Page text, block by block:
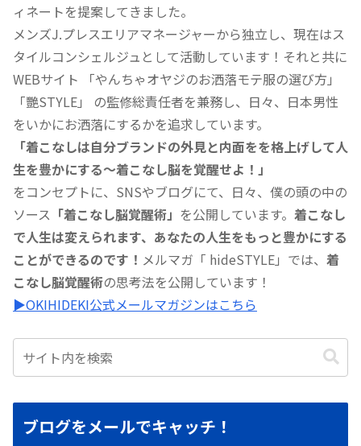
ィネートを提案してきました。
メンズJ.プレスエリアマネージャーから独立し、現在はス
タイルコンシェルジュとして活動しています！それと共に
WEBサイト 「やんちゃオヤジのお洒落モテ服の選び方」
「艷STYLE」 の監修総責任者を兼務し、日々、日本男性
をいかにお洒落にするかを追求しています。
「着こなしは自分ブランドの外見と内面をを格上げして人
生を豊かにする〜着こなし脳を覚醒せよ！」
をコンセプトに、SNSやブログにて、日々、僕の頭の中の
ソース 「着こなし脳覚醒術」 を公開しています。 着こなし
で人生は変えられます、あなたの人生をもっと豊かにする
ことができるのです！ メルマガ「 hideSTYLE」では、 着
こなし脳覚醒術の思考法を公開しています！
▶︎OKIHIDEKI公式メールマガジンはこちら
ブログをメールでキャッチ！